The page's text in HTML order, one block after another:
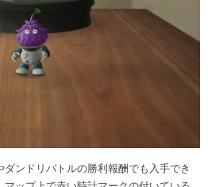
ンドリバトルの勝利報酬でも入手でき